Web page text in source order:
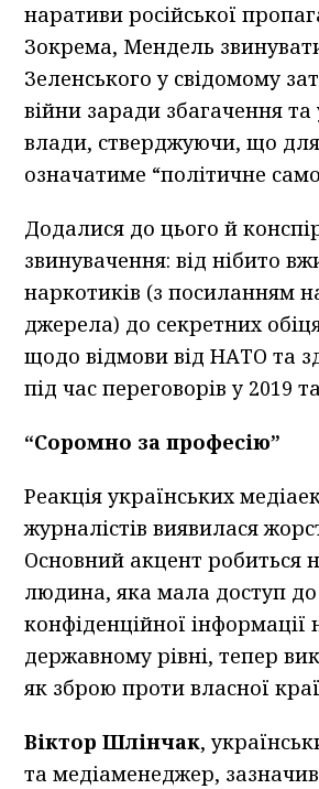
наративи російської
Зокрема, Мендель
Зеленського у свідомому
війни заради збагачення
влади, стверджуючи, що
означатиме “політичне
Додалися до цього й
звинувачення: від нібито
наркотиків (з посиланням
джерела) до секретних
щодо відмови від НАТО та
під час переговорів у 2019
“Соромно за професію”
Реакція українських
журналістів виявилася
Основний акцент робиться
людина, яка мала доступ до
конфіденційної
державному рівні, тепер
як зброю проти власної
Віктор Шлінчак,
та медіаменеджер,